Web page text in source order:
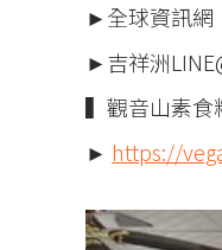
►全球資訊網
►吉祥洲
▍觀音山素食
► https://